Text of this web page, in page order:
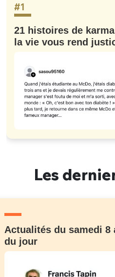
#1
21 histoires de
la vie vous rend
Les
Actualités du samedi
du jour